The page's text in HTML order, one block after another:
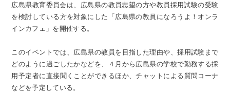
広島県教育委員会は、広島県の教員志望の方や教員採用試験の受験
を検討している方を対象にした「広島県の教員になろうよ！オンラ
インカフェ」を開催する。
このイベントでは、広島県の教員を目指した理由や、採用試験まで
どのように過ごしたかなどを、４月から広島県の学校で勤務する採
用予定者に直接聞くことができるほか、チャットによる質問コーナ
などを予定している。